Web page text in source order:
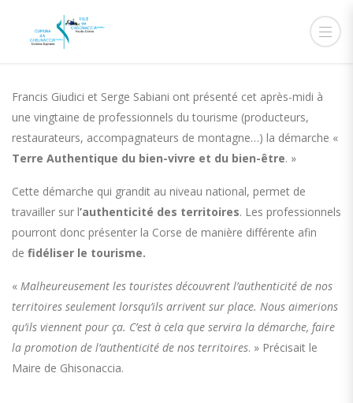
6 JUIN 2019
Francis Giudici et Serge Sabiani ont présenté cet après-midi à
une vingtaine de professionnels du tourisme (producteurs,
restaurateurs, accompagnateurs de montagne…) la démarche «
Terre Authentique du bien-vivre et du bien-être. »
Cette démarche qui grandit au niveau national, permet de
travailler sur l’authenticité des territoires. Les professionnels
pourront donc présenter la Corse de manière différente afin
de fidéliser le tourisme.
« Malheureusement les touristes découvrent l’authenticité de nos
territoires seulement lorsqu’ils arrivent sur place. Nous aimerions
qu’ils viennent pour ça. C’est à cela que servira la démarche, faire
la promotion de l’authenticité de nos territoires. » Précisait le
Maire de Ghisonaccia.